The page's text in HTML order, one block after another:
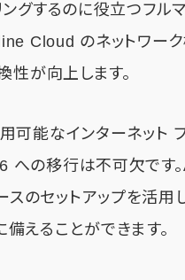
グするのに役立つフル
Cloud のネットワー
性が向上します。
可能なインターネット
への移行は不可欠です
のセットアップを活用
えることができます。